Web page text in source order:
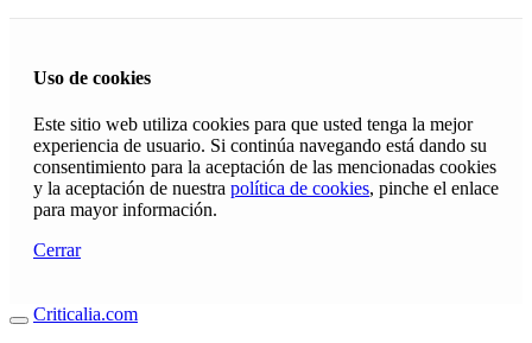
Uso de cookies
Este sitio web utiliza cookies para que usted tenga la mejor
experiencia de usuario. Si continúa navegando está dando su
consentimiento para la aceptación de las mencionadas cookies
y la aceptación de nuestra política de cookies, pinche el enlace
para mayor información.
Cerrar
Criticalia.com